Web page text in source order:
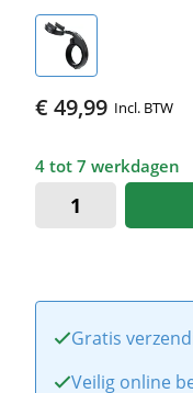
€ 49,99 Incl. BTW
4 tot 7 werkdagen
Gratis
Veilig online